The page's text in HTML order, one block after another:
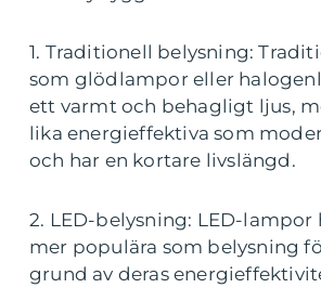
1. Traditionell belysning:
som glödlampor eller
ett varmt och behagligt ljus,
lika energieffektiva som
och har en kortare livslängd.
2. LED-belysning: LED-
mer populära som belysning
grund av deras